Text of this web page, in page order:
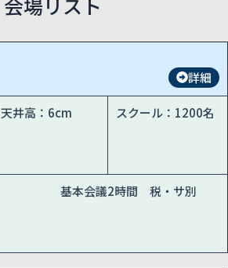
詳細
天井高：6cm スクール：1200名
基本会議2時間 税・サ別